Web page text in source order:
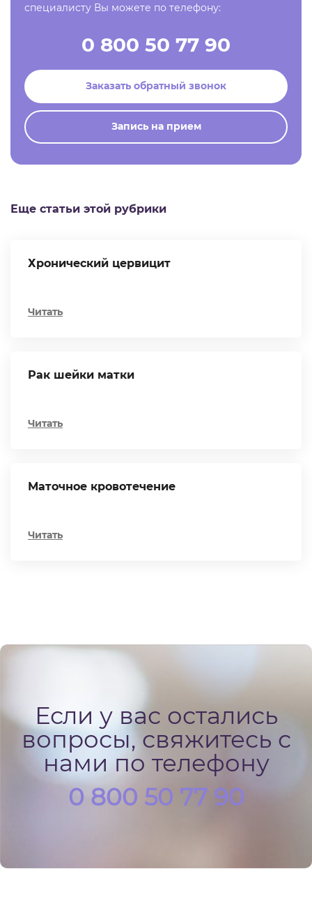
специалисту Вы можете по телефону:
0 800 50 77 90
Заказать обратный звонок
Запись на прием
Еще статьи этой рубрики
Хронический цервицит
Читать
Рак шейки матки
Читать
Маточное кровотечение
Читать
Если у вас остались
вопросы, свяжитесь с
нами по телефону
0 800 50 77 90